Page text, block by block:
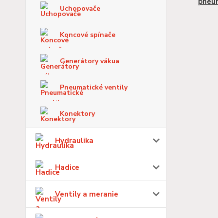
Uchopovače
Koncové spínače
Generátory vákua
Pneumatické ventily
Konektory
Hydraulika
Hadice
Ventily a meranie